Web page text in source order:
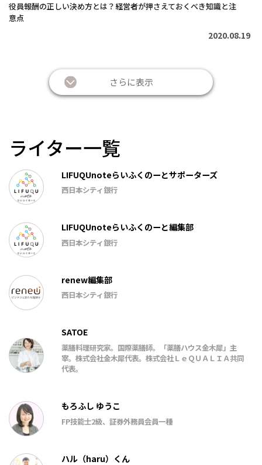
役員報酬の正しい決め方とは？経営者が押さえておくべき知識と注
意点
2020.08.19
さらに表示
ライター一覧
LIFUQUnoteらいふくのーとサポーターズ
西日本シティ銀行
LIFUQUnoteらいふくのーと編集部
西日本シティ銀行
renew編集部
西日本シティ銀行
SATOE
薬膳料理研究家。国際薬膳師。「薬膳ハウス金木犀」主
宰。株式会社金木犀代表。株式会社ＬｅＱＵＡＬＩＡ共同
代表。
もろふし ゆうこ
FP技能士2級、証券外務員会員一種
ハル（haru）くん